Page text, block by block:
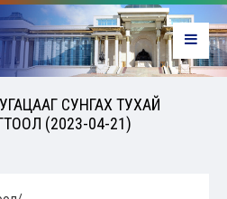
СУНГАХ ТУХАЙ
(2023-04-21)